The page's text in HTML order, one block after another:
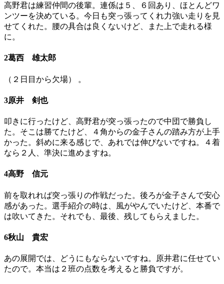
高野君は練習仲間の後輩。連係は５、６回あり、ほとんどワ
ンツーを決めている。今日も突っ張ってくれ力強い走りを見
せてくれた。腰の具合は良くないけど、また上で走れる様
に。
2葛西 雄太郎
（２日目から欠場） 。
3原井 剣也
叩きに行ったけど、高野君が突っ張ったので中団で勝負し
た。そこは勝てたけど、４角からの金子さんの踏み方が上手
かった。斜めに来る感じで、あれでは伸びないですね。４着
なら２人、準決に進めますね。
4高野 信元
前を取れれば突っ張りの作戦だった。後ろが金子さんで安心
感があった。選手紹介の時は、風がやんでいたけど、本番で
は吹いてきた。それでも、最後、残してもらえました。
6秋山 貴宏
あの展開では、どうにもならないですね。原井君に任せてい
たので。本当は２班の点数を考えると勝負ですが。